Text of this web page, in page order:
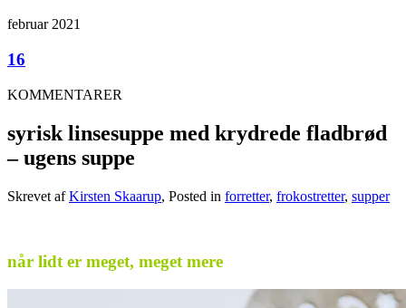
februar 2021
16
KOMMENTARER
syrisk linsesuppe med krydrede fladbrød
– ugens suppe
Skrevet afKirsten Skaarup, Posted in forretter, frokostretter, supper
når lidt er meget, meget mere